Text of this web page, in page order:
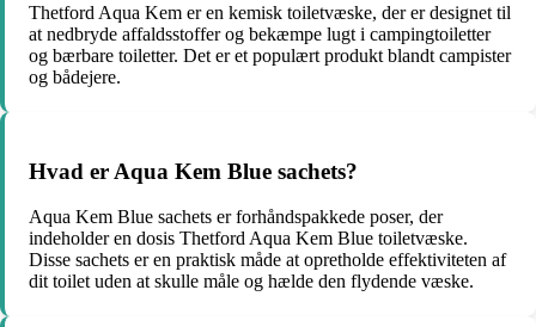
Thetford Aqua Kem er en kemisk toiletvæske, der er designet til
at nedbryde affaldsstoffer og bekæmpe lugt i campingtoiletter
og bærbare toiletter. Det er et populært produkt blandt campister
og bådejere.
Hvad er Aqua Kem Blue sachets?
Aqua Kem Blue sachets er forhåndspakkede poser, der
indeholder en dosis Thetford Aqua Kem Blue toiletvæske.
Disse sachets er en praktisk måde at opretholde effektiviteten af ​​
dit toilet uden at skulle måle og hælde den flydende væske.